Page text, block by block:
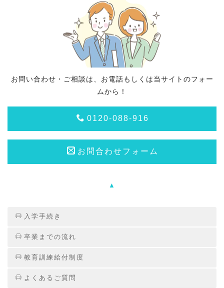
お問い合わせ・ご相談は、お電話もしくは当サイトのフォー
ムから！
0120-088-916
お問合わせフォーム
▲
入学手続き
卒業までの流れ
教育訓練給付制度
よくあるご質問